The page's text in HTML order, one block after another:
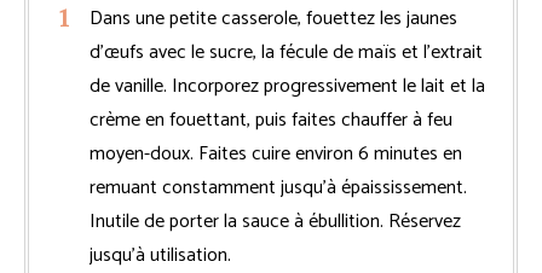
Dans une petite casserole, fouettez les jaunes
d’œufs avec le sucre, la fécule de maïs et l’extrait
de vanille. Incorporez progressivement le lait et la
crème en fouettant, puis faites chauffer à feu
moyen-doux. Faites cuire environ 6 minutes en
remuant constamment jusqu’à épaississement.
Inutile de porter la sauce à ébullition. Réservez
jusqu’à utilisation.